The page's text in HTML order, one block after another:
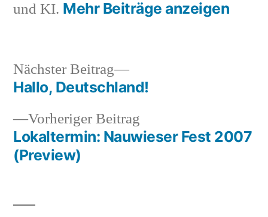
und KI. Mehr Beiträge anzeigen
Beitragsnavigation
Vorheriger Beitrag
Beitrag:
Lokaltermin: Nauwieser Fest 2007
(Preview)
Nächster Beitrag
Nächster
Beitrag:
Hallo, Deutschland!